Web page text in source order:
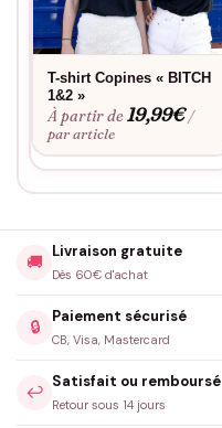
T-shirt Copines « BITCH
1&2 »
À partir de19,99€ /
par article
🚚
Livraison gratuite
Dès 60€ d'achat
🔒
Paiement sécurisé
CB, Visa, Mastercard
↩️
Satisfait ou remboursé
Retour sous 14 jours